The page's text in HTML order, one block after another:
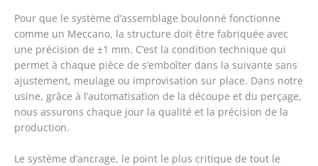
Pour que le système d’assemblage boulonné fonctionne
comme un Meccano, la structure doit être fabriquée avec
une précision de ±1 mm. C’est la condition technique qui
permet à chaque pièce de s’emboîter dans la suivante sans
ajustement, meulage ou improvisation sur place. Dans notre
usine, grâce à l’automatisation de la découpe et du perçage,
nous assurons chaque jour la qualité et la précision de la
production.
Le système d’ancrage, le point le plus critique de tout le